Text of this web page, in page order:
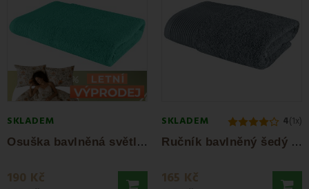
SKLADEM
O
suška bavlněná světle zelená 70x140 cm...
190 Kč
SKLADEM 4(1x)
R
učník bavlněný šedý 50x90 Bella EMI
165 Kč